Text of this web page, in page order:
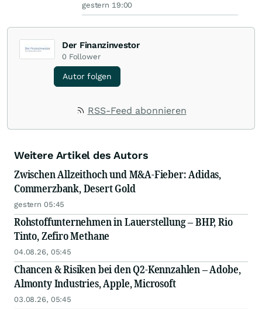
gestern 19:00
Der Finanzinvestor
0 Follower
Autor folgen
RSS-Feed abonnieren
Weitere Artikel des Autors
Zwischen Allzeithoch und M&A-Fieber: Adidas,
Commerzbank, Desert Gold
gestern 05:45
Rohstoffunternehmen in Lauerstellung – BHP, Rio
Tinto, Zefiro Methane
04.08.26, 05:45
Chancen & Risiken bei den Q2-Kennzahlen – Adobe,
Almonty Industries, Apple, Microsoft
03.08.26, 05:45